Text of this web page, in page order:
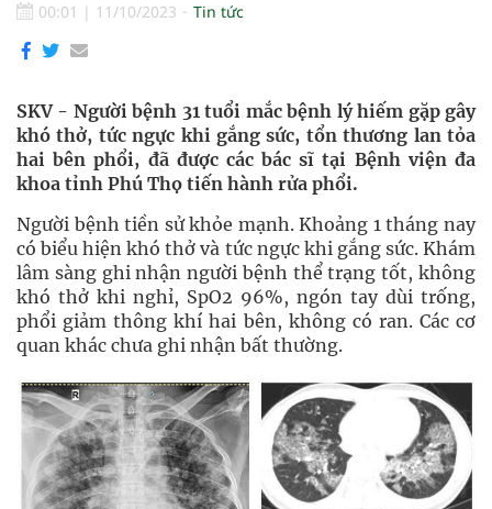
00:01 | 11/10/2023 Tin tức
SKV - Người bệnh 31 tuổi mắc bệnh lý hiếm gặp gây
khó thở, tức ngực khi gắng sức, tổn thương lan tỏa
hai bên phổi, đã được các bác sĩ tại Bệnh viện đa
khoa tỉnh Phú Thọ tiến hành rửa phổi.
Người bệnh tiền sử khỏe mạnh. Khoảng 1 tháng nay
có biểu hiện khó thở và tức ngực khi gắng sức. Khám
lâm sàng ghi nhận người bệnh thể trạng tốt, không
khó thở khi nghỉ, SpO2 96%, ngón tay dùi trống,
phổi giảm thông khí hai bên, không có ran. Các cơ
quan khác chưa ghi nhận bất thường.